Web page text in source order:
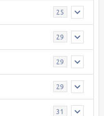
25
29
29
29
31